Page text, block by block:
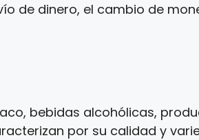
de dinero, el cambio de
bebidas alcohólicas,
por su calidad y